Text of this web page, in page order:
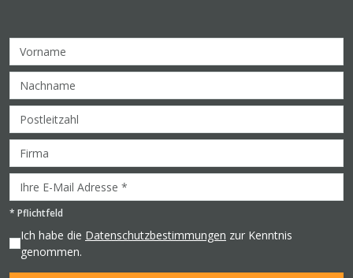
* Pflichtfeld
Ich habe die Datenschutzbestimmungen zur Kenntnis
genommen.